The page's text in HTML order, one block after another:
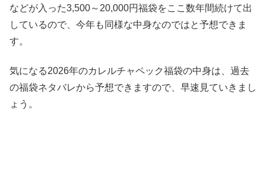
などが入った3,500～20,000円福袋をここ数年間続けて出
しているので、今年も同様な中身なのではと予想できま
す。
気になる2026年のカレルチャペック福袋の中身は、過去
の福袋ネタバレから予想できますので、早速見ていきまし
ょう。